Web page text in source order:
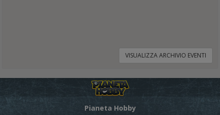
VISUALIZZA ARCHIVIO EVENTI
Pianeta Hobby